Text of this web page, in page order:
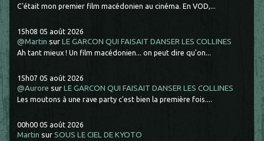
C'était mon premier film macédonien au cinéma. En VOD,...
15h08 05 août 2026
@Martin surLE GARCON QUI FAISAIT DANSER LES COLLINES
Ah tant mieux ! Un film macédonien... on peut dire qu'on...
15h07 05 août 2026
@Aurore surLE GARCON QUI FAISAIT DANSER LES COLLINES
Les moutons à une rave party c'est bien la première fois....
00h00 05 août 2026
Martin surSOUS LE CIEL DE KYOTO